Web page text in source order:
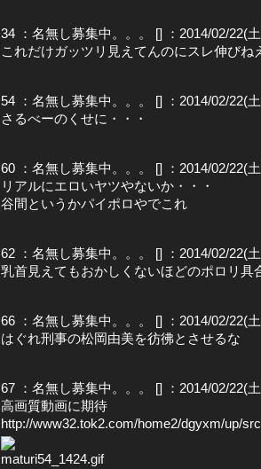
34 ：名無し募集中。。。 [] ：2014/02/22(
これだけガッツリ見えてんのにスレ伸びね
54 ：名無し募集中。。。 [] ：2014/02/22(
さるべーのくせに・・・
60 ：名無し募集中。。。 [] ：2014/02/22(
リアルにエロいヤツやないか・・・
谷間というかパイポロやでこれ
62 ：名無し募集中。。。 [] ：2014/02/22(
乳首見えてもおかしくないほどのポロリ具
66 ：名無し募集中。。。 [] ：2014/02/22(
はぐれ刑事の松岡由美を彷彿とさせるな
67 ：名無し募集中。。。 [] ：2014/02/22(
高画質動画に期待
http://www32.tok2.com/home2/dgyxm/up/